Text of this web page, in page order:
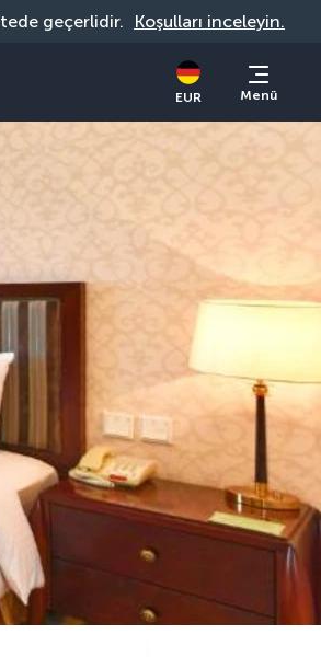
geçerlidir. Koşulları inceleyin.
EUR Menü